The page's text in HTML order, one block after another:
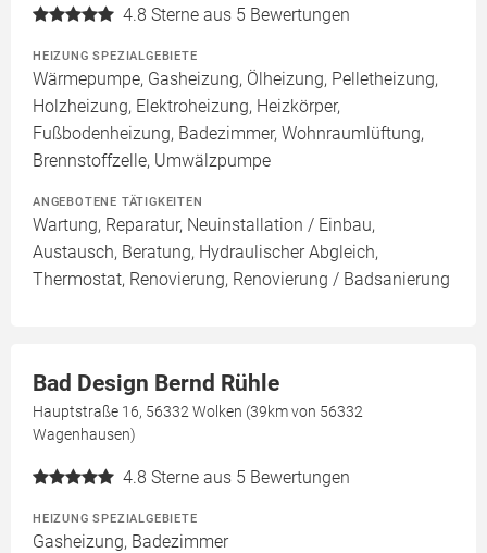
4.8 Sterne aus 5 Bewertungen
HEIZUNG SPEZIALGEBIETE
Wärmepumpe, Gasheizung, Ölheizung, Pelletheizung,
Holzheizung, Elektroheizung, Heizkörper,
Fußbodenheizung, Badezimmer, Wohnraumlüftung,
Brennstoffzelle, Umwälzpumpe
ANGEBOTENE TÄTIGKEITEN
Wartung, Reparatur, Neuinstallation / Einbau,
Austausch, Beratung, Hydraulischer Abgleich,
Thermostat, Renovierung, Renovierung / Badsanierung
Bad Design Bernd Rühle
Hauptstraße 16, 56332 Wolken (39km von 56332
Wagenhausen)
4.8 Sterne aus 5 Bewertungen
HEIZUNG SPEZIALGEBIETE
Gasheizung, Badezimmer